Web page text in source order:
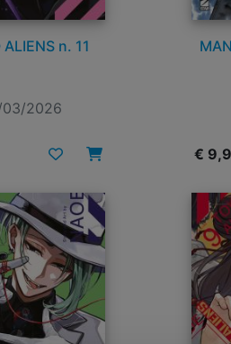
n. 11
2026
€